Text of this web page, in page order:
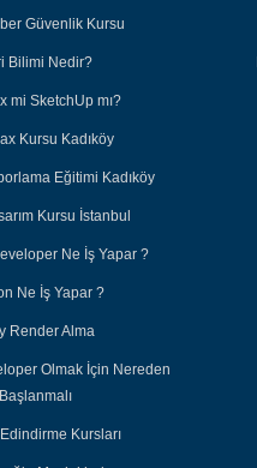
Güvenlik Kursu
Bilimi Nedir?
mi SketchUp mı?
Kursu Kadıköy
Eğitimi Kadıköy
Kursu İstanbul
Ne İş Yapar ?
Ne İş Yapar ?
Render Alma
Olmak İçin Nereden
Başlanmalı
Kursları